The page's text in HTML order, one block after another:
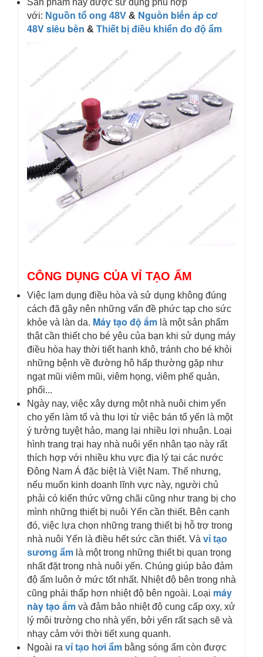
Sản phẩm này được sử dụng phù hợp
với: Nguồn tổ ong 48V & Nguồn biến áp cơ
48V siêu bền & Thiết bị điều khiển đo độ ẩm
CÔNG DỤNG CỦA VỈ TẠO ẨM
Việc lạm dụng điều hòa và sử dụng không đúng
cách đã gây nên những vấn đề phức tạp cho sức
khỏe và làn da. Máy tạo độ ẩm là một sản phẩm
thật cần thiết cho bé yêu của bạn khi sử dụng máy
điều hòa hay thời tiết hanh khô, tránh cho bé khỏi
những bệnh về đường hô hấp thường gặp như
ngạt mũi viêm mũi, viêm họng, viêm phế quản,
phổi...
Ngày nay, việc xây dựng một nhà nuôi chim yến
cho yến làm tổ và thu lợi từ việc bán tổ yến là một
ý tưởng tuyệt hảo, mang lại nhiều lợi nhuận. Loại
hình trang trại hay nhà nuôi yến nhân tạo này rất
thích hợp với nhiều khu vực địa lý tại các nước
Đông Nam Á đặc biệt là Việt Nam. Thế nhưng,
nếu muốn kinh doanh lĩnh vực này, người chủ
phải có kiến thức vững chãi cũng như trang bị cho
mình những thiết bị nuôi Yến cần thiết. Bên cạnh
đó, việc lựa chọn những trang thiết bị hỗ trợ trong
nhà nuôi Yến là điều hết sức cần thiết. Và vỉ tạo
sương ẩm là một trong những thiết bị quan trọng
nhất đặt trong nhà nuôi yến. Chúng giúp bảo đảm
độ ẩm luôn ở mức tốt nhất. Nhiệt độ bên trong nhà
cũng phải thấp hơn nhiệt độ bên ngoài. Loại máy
này tạo ẩm và đảm bảo nhiệt độ cung cấp oxy, xử
lý môi trường cho nhà yến, bởi yến rất sạch sẽ và
nhạy cảm với thời tiết xung quanh.
Ngoài ra vỉ tạo hơi ẩm bằng sóng ẩm còn được